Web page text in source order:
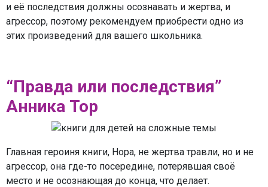
и её последствия должны осознавать и жертва, и
агрессор, поэтому рекомендуем приобрести одно из
этих произведений для вашего школьника.
“Правда или последствия”
Анника Тор
Главная героиня книги, Нора, не жертва травли, но и не
агрессор, она где-то посередине, потерявшая своё
место и не осознающая до конца, что делает.